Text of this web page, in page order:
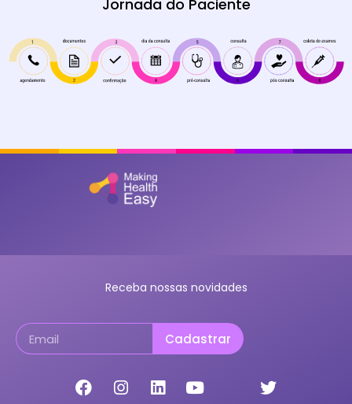
Jornada do Paciente
Receba nossas novidades
Cadastrar